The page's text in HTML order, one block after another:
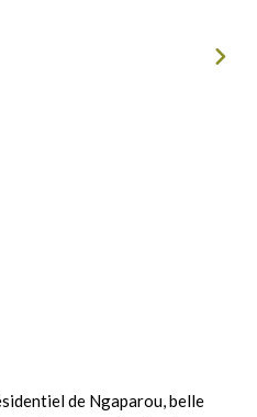
de Ngaparou, belle